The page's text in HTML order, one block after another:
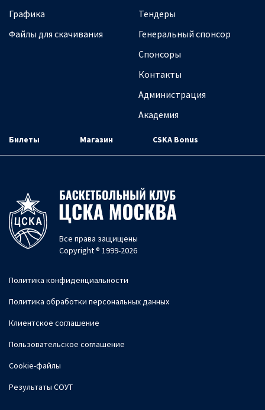
Графика
Файлы для скачивания
Тендеры
Генеральный спонсор
Спонсоры
Контакты
Администрация
Академия
Билеты Магазин CSKA Bonus
Все права защищены
Copyright ® 1999-2026
Политика конфиденциальности
Политика обработки персональных данных
Клиентское соглашение
Пользовательское соглашение
Cookie-файлы
Результаты СОУТ